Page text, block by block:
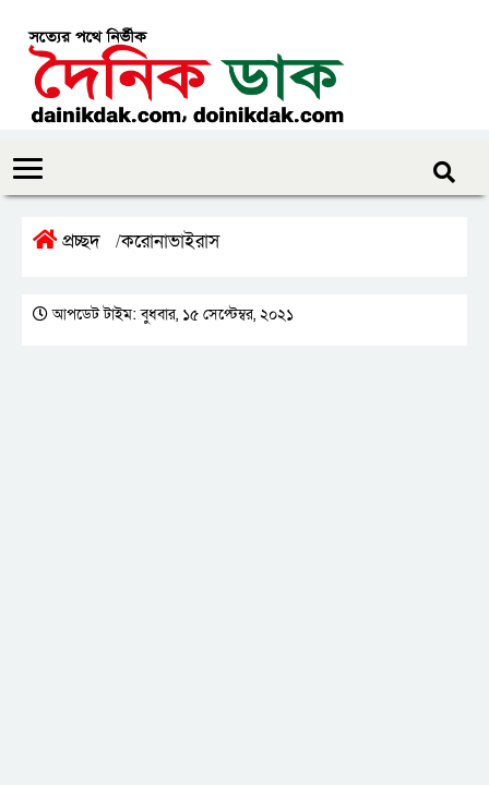
প্রচ্ছদ /করোনাভাইরাস
আপডেট টাইম: বুধবার, ১৫ সেপ্টেম্বর, ২০২১